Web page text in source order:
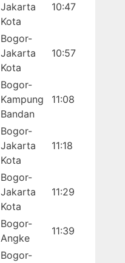
Jakarta
Kota
10:47
Bogor-
Jakarta
Kota
10:57
Bogor-
Kampung
Bandan
11:08
Bogor-
Jakarta
Kota
11:18
Bogor-
Jakarta
Kota
11:29
Bogor-
Angke
11:39
Bogor-